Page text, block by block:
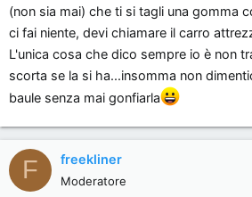
(non sia mai) che ti si tagli una gomma
ci fai niente, devi chiamare il carro
L'unica cosa che dico sempre io è non
scorta se la si ha...insomma non
baule senza mai gonfiarla
F freekliner
Moderatore